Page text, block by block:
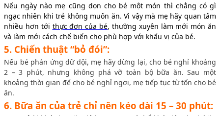
Nếu ngày nào mẹ cũng dọn cho bé một món thì chẳng có gì
ngạc nhiên khi trẻ không muốn ăn. Vì vậy mà mẹ hãy quan tâm
nhiều hơn tới thực đơn của bé, thường xuyên làm mới món ăn
và làm mới cách chế biến cho phù hợp với khẩu vị của bé.
5. Chiến thuật “bỏ đói”:
Nếu bé phản ứng dữ dội, mẹ hãy dừng lại, cho bé nghỉ khoảng
2 – 3 phút, nhưng không phá vỡ toàn bộ bữa ăn. Sau một
khoảng thời gian để cho bé nghỉ ngơi, mẹ tiếp tục từ tốn cho bé
ăn.
6. Bữa ăn của trẻ chỉ nên kéo dài 15 – 30 phút: